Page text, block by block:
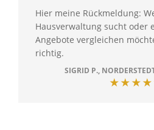
Hier meine Rückmeldung:
Hausverwaltung sucht oder
Angebote vergleichen
richtig.
SIGRID P.,